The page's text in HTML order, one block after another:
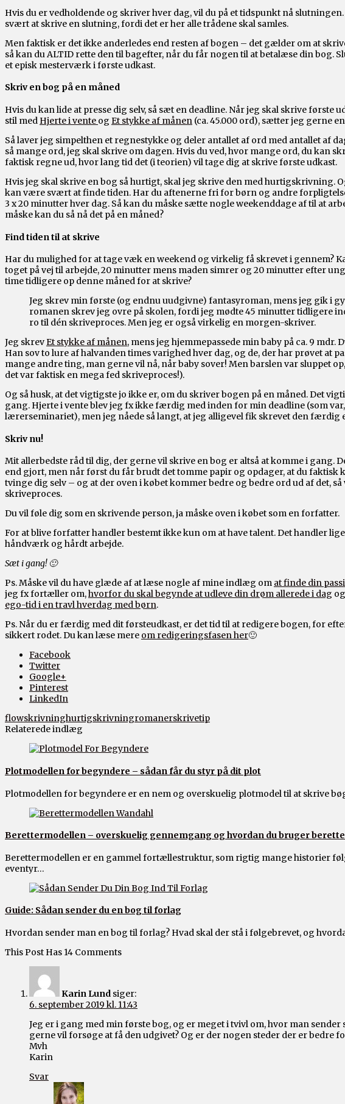
Hvis du er vedholdende og skriver hver dag, vil du på et tidspunkt nå
svært at skrive en slutning, fordi det er her alle trådene skal samles.
Men faktisk er det ikke anderledes end resten af bogen – det gælder om at
så kan du ALTID rette den til bagefter, når du får nogen til at betalæse din bog.
et episk mesterværk i første udkast.
Skriv en bog på en måned
Hvis du kan lide at presse dig selv, så sæt en deadline. Når jeg skal skrive første
stil med Hjerte i vente og Et stykke af månen (ca. 45.000 ord), sætter jeg gerne
Så laver jeg simpelthen et regnestykke og deler antallet af ord med antallet af
så mange ord, jeg skal skrive om dagen. Hvis du ved, hvor mange ord, du kan
faktisk regne ud, hvor lang tid det (i teorien) vil tage dig at skrive første udkast.
Hvis jeg skal skrive en bog så hurtigt, skal jeg skrive den med hurtigskrivning.
kan være svært at finde tiden. Har du aftenerne fri for børn og andre
3 x 20 minutter hver dag. Så kan du måske sætte nogle weekenddage af til at
måske kan du så nå det på en måned?
Find tiden til at skrive
Har du mulighed for at tage væk en weekend og virkelig få skrevet i gennem?
toget på vej til arbejde, 20 minutter mens maden simrer og 20 minutter efter
time tidligere op denne måned for at skrive?
Jeg skrev min første (og endnu uudgivne) fantasyroman, mens jeg gik i
romanen skrev jeg ovre på skolen, fordi jeg mødte 45 minutter tidligere
ro til dén skriveproces. Men jeg er også virkelig en morgen-skriver.
Jeg skrevEt stykke af månen, mens jeg hjemmepassede min baby på ca. 9 mdr.
Han sov to lure af halvanden times varighed hver dag, og de, der har prøvet at
mange andre ting, man gerne vil nå, når baby sover! Men barslen var sluppet
det var faktisk en mega fed skriveproces!).
Og så husk, at det vigtigste jo ikke er, om du skriver bogen på en måned. Det
gang. Hjerte i vente blev jeg fx ikke færdig med inden for min deadline (som
lærerseminariet), men jeg nåede så langt, at jeg alligevel fik skrevet den færdig
Skriv nu!
Mit allerbedste råd til dig, der gerne vil skrive en bog er altså at komme i gang.
end gjort, men når først du får brudt det tomme papir og opdager, at du faktisk
tvinge dig selv – og at der oven i købet kommer bedre og bedre ord ud af det,
skriveproces.
Du vil føle dig som en skrivende person, ja måske oven i købet som en forfatter.
For at blive forfatter handler bestemt ikke kun om at have talent. Det handler
håndværk og hårdt arbejde.
Sæt i gang! 🙂
Ps. Måske vil du have glæde af at læse nogle af mine indlæg om at finde din
jeg fx fortæller om,hvorfor du skal begynde at udleve din drøm allerede i dag og
ego-tid i en travl hverdag med børn.
Ps. Når du er færdig med dit førsteudkast, er det tid til at redigere bogen, for
sikkert rodet. Du kan læse mere om redigeringsfasen her🙂
Facebook
Twitter
Google+
Pinterest
LinkedIn
flowskrivninghurtigskrivningromanerskrivetip
Relaterede indlæg
Plotmodellen for begyndere – sådan får du styr på dit plot
Plotmodellen for begyndere er en nem og overskuelig plotmodel til at skrive
Berettermodellen – overskuelig gennemgang og hvordan du bruger
Berettermodellen er en gammel fortællestruktur, som rigtig mange historier
eventyr…
Guide: Sådan sender du en bog til forlag
Hvordan sender man en bog til forlag? Hvad skal der stå i følgebrevet, og
This Post Has 14 Comments
Karin Lund siger:
6. september 2019 kl. 11:43
Jeg er i gang med min første bog, og er meget i tvivl om, hvor man
gerne vil forsøge at få den udgivet? Og er der nogen steder der er bedre
Mvh
Karin
Svar